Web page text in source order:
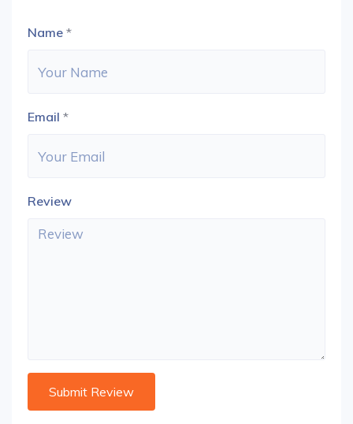
Name *
Email *
Review